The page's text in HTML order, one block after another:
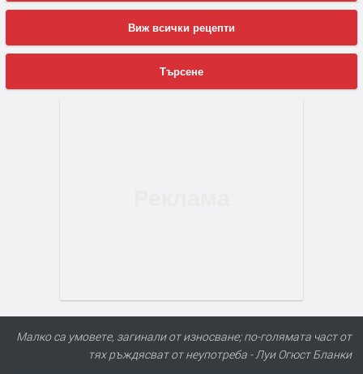
Виж всички рецепти
Търсене
Малко са умовете, загинали от износване; по-голямата част от
тях ръждясват от неупотреба - Луи Огюст Бланки